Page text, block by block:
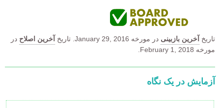
تاریخ آخرین بازبینی در مورخه January 29, 2016. تاریخ آخرین اصلاح در
مورخه February 1, 2018.
آزمایش در یک نگاه